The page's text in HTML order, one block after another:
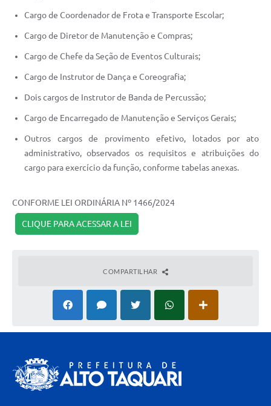
Cargo de Coordenador de Frota e Transporte Escolar;
Cargo de Diretor de Manutenção e Compras;
Cargo de Chefe da Seção de Eventos Culturais;
Cargo de Instrutor de Dança e Coreografia;
Dois cargos de Instrutor de Banda de Percussão;
Cargo de Encarregado de Manutenção e Serviços Gerais;
Outros cargos de provimento efetivo, lotados por ato
administrativo, observados os requisitos e atribuições do
cargo para exercício da função, conforme tabelas anexas.
CONFORME LEI ORDINÁRIA Nº 1466/2024
CLIQUE PARA ACESSAR A LEI
COMPARTILHAR